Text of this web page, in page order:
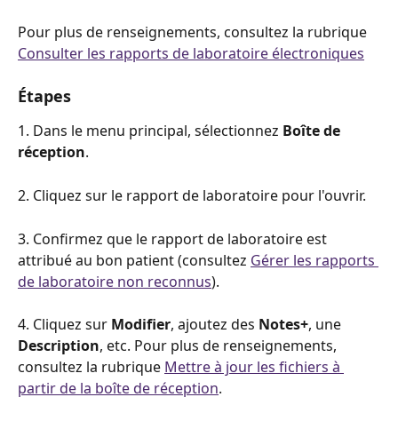
Pour plus de renseignements, consultez la rubrique
Consulter les rapports de laboratoire électroniques
Étapes
1. Dans le menu principal, sélectionnez Boîte de
réception.
2. Cliquez sur le rapport de laboratoire pour l'ouvrir.
3. Confirmez que le rapport de laboratoire est
attribué au bon patient (consultez Gérer les rapports
de laboratoire non reconnus).
4. Cliquez sur Modifier, ajoutez des Notes+, une
Description, etc. Pour plus de renseignements,
consultez la rubrique Mettre à jour les fichiers à
partir de la boîte de réception.